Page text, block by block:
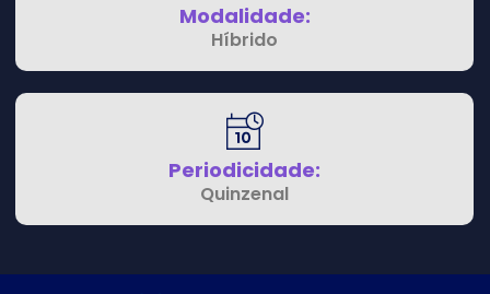
Modalidade:
Híbrido
Periodicidade:
Quinzenal